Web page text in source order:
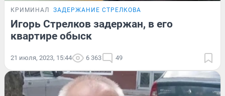
КРИМИНАЛ ЗАДЕРЖАНИЕ СТРЕЛКОВА
Игорь Стрелков задержан, в его
квартире обыск
21 июля, 2023, 15:44 6 363 49